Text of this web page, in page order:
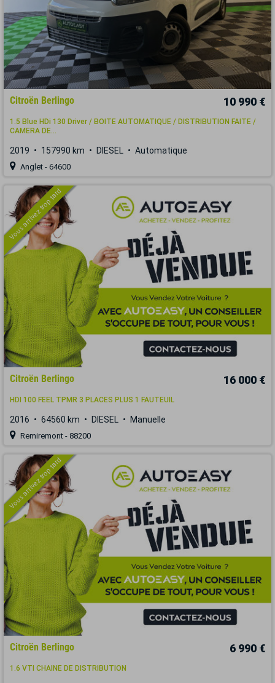
Citroën Berlingo 10 990 €
1.5 Blue HDi 130 Driver / BOITE AUTOMATIQUE / DISTRIBUTION FAITE /
CAMERA DE...
2019 157990 km DIESEL Automatique
Anglet - 64600
Vous arrivez trop tard
Citroën Berlingo 16 000 €
HDI 100 FEEL TPMR 3 PLACES PLUS 1 FAUTEUIL
2016 64560 km DIESEL Manuelle
Remiremont - 88200
Vous arrivez trop tard
Citroën Berlingo 6 990 €
1.6 VTI CHAINE DE DISTRIBUTION